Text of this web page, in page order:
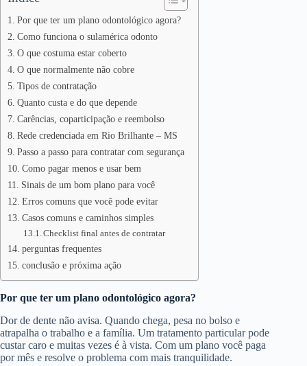
Por que ter um plano odontológico agora?
Como funciona o sulamérica odonto
O que costuma estar coberto
O que normalmente não cobre
Tipos de contratação
Quanto custa e do que depende
Carências, coparticipação e reembolso
Rede credenciada em Rio Brilhante – MS
Passo a passo para contratar com segurança
Como pagar menos e usar bem
Sinais de um bom plano para você
Erros comuns que você pode evitar
Casos comuns e caminhos simples
Checklist final antes de contratar
perguntas frequentes
conclusão e próxima ação
Por que ter um plano odontológico agora?
Dor de dente não avisa. Quando chega, pesa no bolso e
atrapalha o trabalho e a família. Um tratamento particular pode
custar caro e muitas vezes é à vista. Com um plano você paga
por mês e resolve o problema com mais tranquilidade.